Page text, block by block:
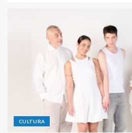
CULTURA